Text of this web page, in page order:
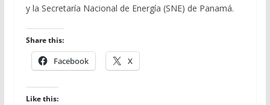
y la Secretaría Nacional de Energía (SNE) de Panamá.
Share this:
Facebook X
Like this: